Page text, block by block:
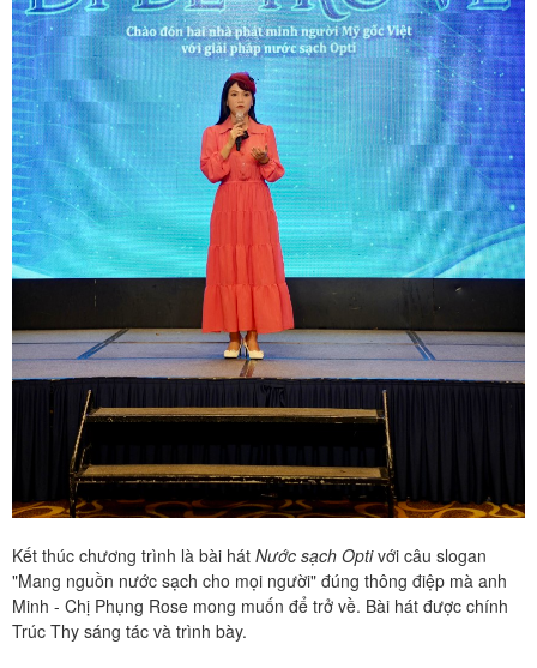
Kết thúc chương trình là bài hát Nước sạch Optivới câu slogan
"Mang nguồn nước sạch cho mọi người" đúng thông điệp mà anh
Minh - Chị Phụng Rose mong muốn để trở về. Bài hát được chính
Trúc Thy sáng tác và trình bày.